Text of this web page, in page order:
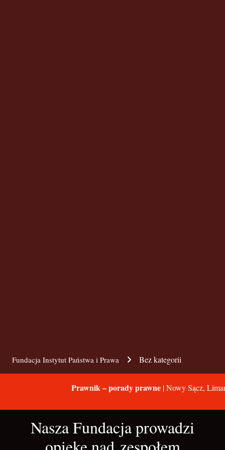
Fundacja Instytut Państwa i Prawa Bez kategorii
Prawnik – porady prawne | Nowy Sącz,
Nasza Fundacja prowadzi